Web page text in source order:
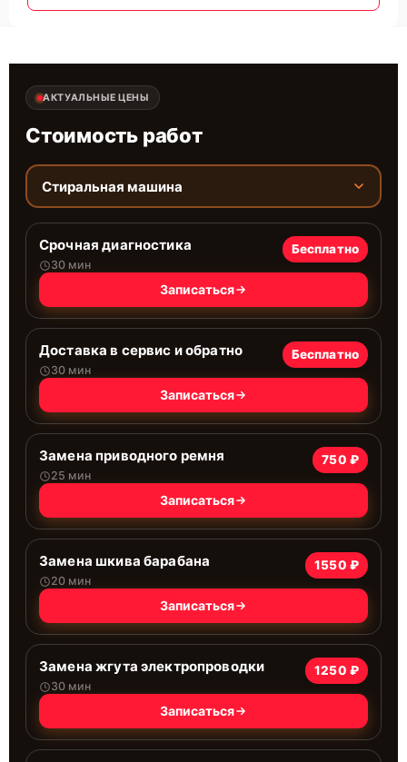
АКТУАЛЬНЫЕ ЦЕНЫ
Стоимость работ
Стиральная машина
Срочная диагностика
30 мин
Бесплатно
Записаться
Доставка в сервис и обратно
30 мин
Бесплатно
Записаться
Замена приводного ремня
25 мин
750 ₽
Записаться
Замена шкива барабана
20 мин
1550 ₽
Записаться
Замена жгута электропроводки
30 мин
1250 ₽
Записаться